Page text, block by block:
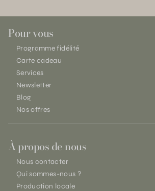
Pour vous
Programme fidélité
Carte cadeau
Services
Newsletter
Blog
Nos offres
À propos de nous
Nous contacter
Qui sommes-nous ?
Production locale